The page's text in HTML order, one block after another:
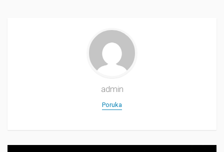
admin
Poruka